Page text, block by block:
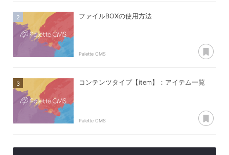
ファイルBOXの使用方法
Palette CMS
コンテンツタイプ【item】：アイテム一覧
Palette CMS